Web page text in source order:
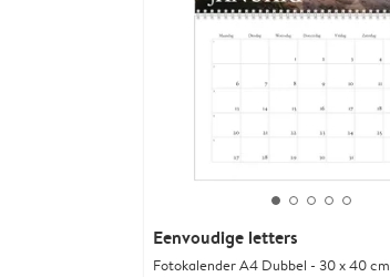
Eenvoudige letters
Fotokalender A4 Dubbel - 30 x 40 cm